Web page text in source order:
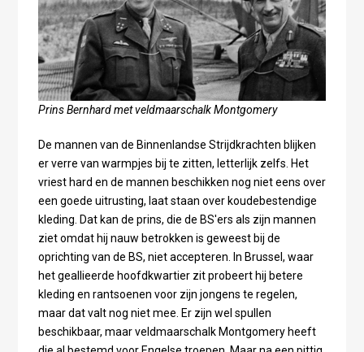
Prins Bernhard met veldmaarschalk Montgomery
De mannen van de Binnenlandse Strijdkrachten blijken
er verre van warmpjes bij te zitten, letterlijk zelfs. Het
vriest hard en de mannen beschikken nog niet eens over
een goede uitrusting, laat staan over koudebestendige
kleding. Dat kan de prins, die de BS'ers als zijn mannen
ziet omdat hij nauw betrokken is geweest bij de
oprichting van de BS, niet accepteren. In Brussel, waar
het geallieerde hoofdkwartier zit probeert hij betere
kleding en rantsoenen voor zijn jongens te regelen,
maar dat valt nog niet mee. Er zijn wel spullen
beschikbaar, maar veldmaarschalk Montgomery heeft